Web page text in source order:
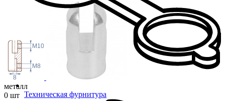
Техническая фурнитура
8
M10
M8
металл
0 шт